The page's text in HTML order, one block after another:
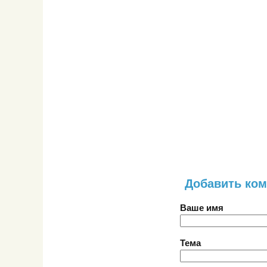
Добавить
Ваше имя
Тема